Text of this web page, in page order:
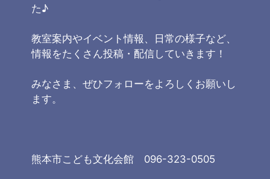
た♪
教室案内やイベント情報、日常の様子など、
情報をたくさん投稿・配信していきます！
みなさま、ぜひフォローをよろしくお願いし
ます。
熊本市こども文化会館 096-323-0505